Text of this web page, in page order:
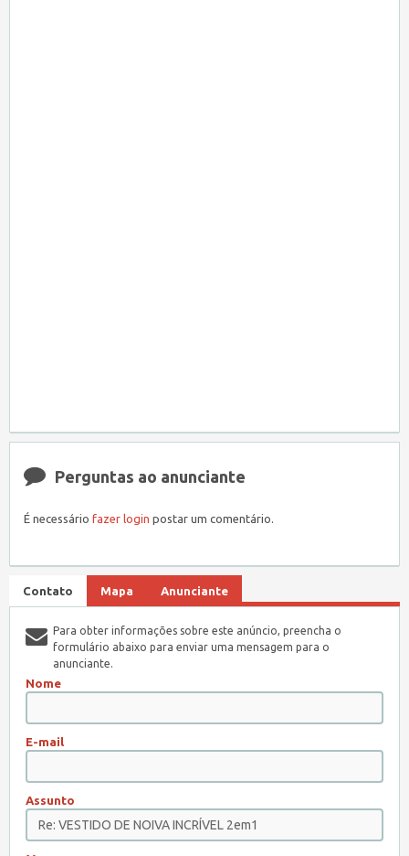
Perguntas ao anunciante
É necessário fazer login postar um comentário.
Contato Mapa Anunciante
Para obter informações sobre este anúncio, preencha o
formulário abaixo para enviar uma mensagem para o
anunciante.
Nome
E-mail
Assunto